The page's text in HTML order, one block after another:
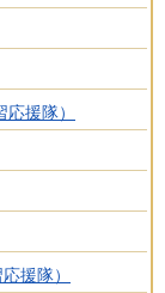
援隊）
援隊）